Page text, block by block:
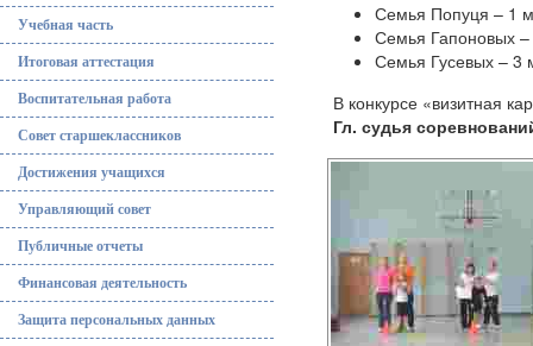
Учебная часть
Итоговая аттестация
Воспитательная работа
Совет старшеклассников
Достижения учащихся
Управляющий совет
Публичные отчеты
Финансовая деятельность
Защита персональных данных
Семья Попуця – 1
Семья Гапоновых
Семья Гусевых – 3
В конкурсе «визитная
Гл. судья